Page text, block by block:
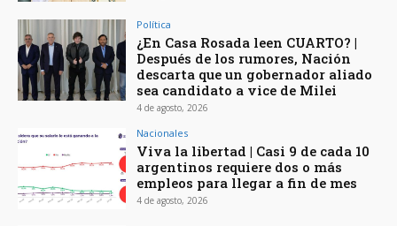
Política
¿En Casa Rosada leen CUARTO? |
Después de los rumores, Nación
descarta que un gobernador aliado
sea candidato a vice de Milei
4 de agosto, 2026
Nacionales
Viva la libertad | Casi 9 de cada 10
argentinos requiere dos o más
empleos para llegar a fin de mes
4 de agosto, 2026